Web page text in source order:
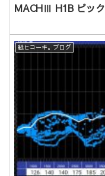
MACHⅢ H1B ピッ
紙ヒコーキ。ブログ